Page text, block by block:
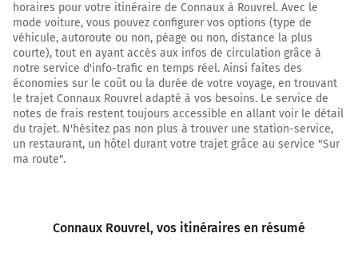
Au rond-point, prendre la 3ème sortie sur D9
(Chemin des Quatre Chemins) et continuer sur 1,7
kilomètre
Au rond-point, prendre la 2ème sortie sur D9
(Route de Laudun) et continuer sur 1,5 kilomètre
7,5 km
9,0 km
9,2 km
horaires pour votre itinéraire de Connaux à Rouvrel. Avec le
mode voiture, vous pouvez configurer vos options (type de
véhicule, autoroute ou non, péage ou non, distance la plus
courte), tout en ayant accès aux infos de circulation grâce à
notre service d'info-trafic en temps réel. Ainsi faites des
économies sur le coût ou la durée de votre voyage, en trouvant
le trajet Connaux Rouvrel adapté à vos besoins. Le service de
notes de frais restent toujours accessible en allant voir le détail
du trajet. N'hésitez pas non plus à trouver une station-service,
un restaurant, un hôtel durant votre trajet grâce au service "Sur
ma route".
Connaux Rouvrel, vos itinéraires en résumé